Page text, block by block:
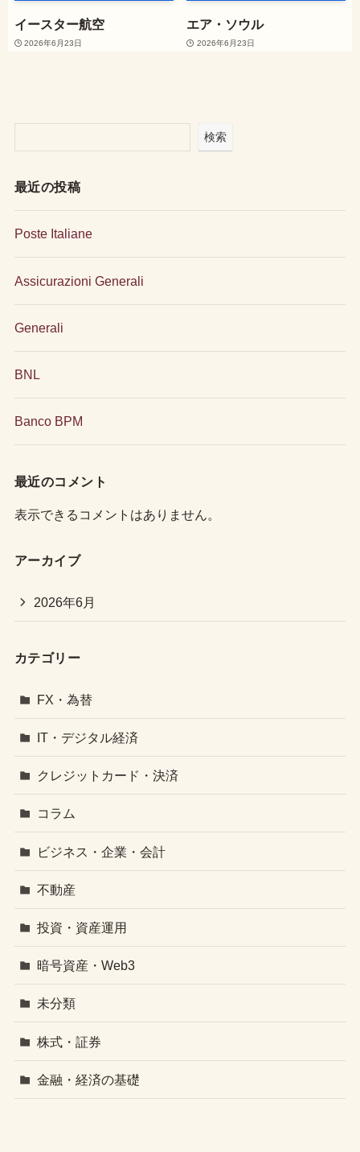
イースター航空
2026年6月23日
エア・ソウル
2026年6月23日
検索
最近の投稿
Poste Italiane
Assicurazioni Generali
Generali
BNL
Banco BPM
最近のコメント
表示できるコメントはありません。
アーカイブ
2026年6月
カテゴリー
FX・為替
IT・デジタル経済
クレジットカード・決済
コラム
ビジネス・企業・会計
不動産
投資・資産運用
暗号資産・Web3
未分類
株式・証券
金融・経済の基礎